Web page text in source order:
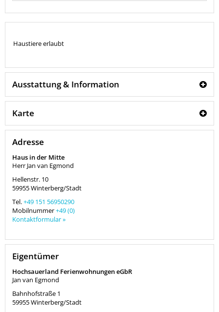
Haustiere erlaubt
Ausstattung & Information
Karte
Adresse
Haus in der Mitte
Herr Jan van Egmond
Hellenstr. 10
59955Winterberg/Stadt
Tel.+49 151 56950290
Mobilnummer+49 (0)
Kontaktformular »
Eigentümer
Hochsauerland Ferienwohnungen eGbR
Jan van Egmond
Bahnhofstraße 1
59955Winterberg/Stadt